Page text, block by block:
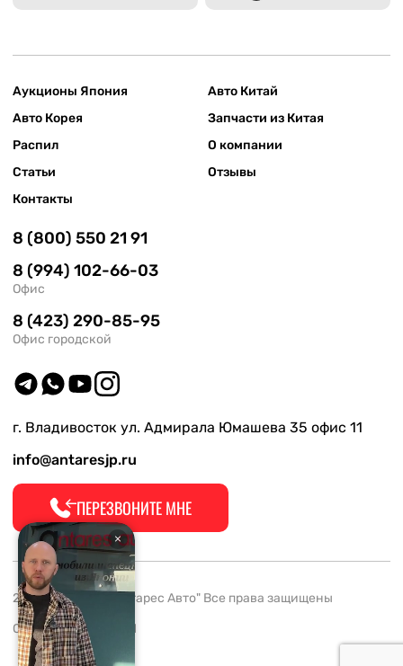
Аукционы Япония
Авто Китай
Авто Корея
Запчасти из Китая
Распил
О компании
Статьи
Отзывы
Контакты
8 (800) 550 21 91
8 (994) 102-66-03
Офис
8 (423) 290-85-95
Офис городской
г. Владивосток ул. Адмирала Юмашева 35 офис 11
info@antaresjp.ru
ПЕРЕЗВОНИТЕ МНЕ
2008-2026 ООО "Антарес Авто" Все права защищены
ОГРН 1132537005061